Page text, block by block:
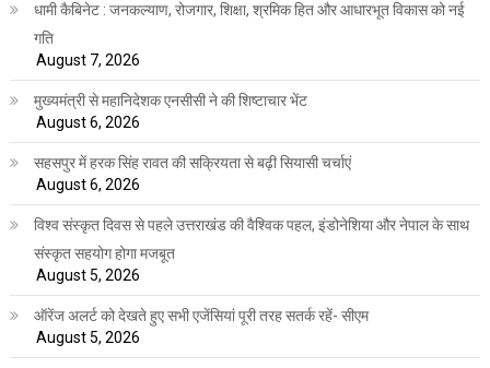
धामी कैबिनेट : जनकल्याण, रोजगार, शिक्षा, श्रमिक हित और आधारभूत विकास को नई
गति
August 7, 2026
मुख्यमंत्री से महानिदेशक एनसीसी ने की शिष्टाचार भेंट
August 6, 2026
सहसपुर में हरक सिंह रावत की सक्रियता से बढ़ी सियासी चर्चाएं
August 6, 2026
विश्व संस्कृत दिवस से पहले उत्तराखंड की वैश्विक पहल, इंडोनेशिया और नेपाल के साथ
संस्कृत सहयोग होगा मजबूत
August 5, 2026
ऑरेंज अलर्ट को देखते हुए सभी एजेंसियां पूरी तरह सतर्क रहें- सीएम
August 5, 2026